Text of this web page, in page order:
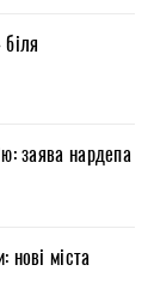
заява нардепа
нові міста